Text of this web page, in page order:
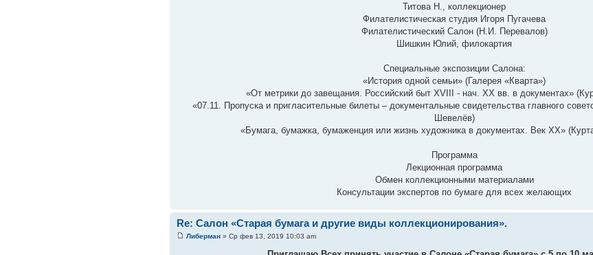
Титова Н., коллекционер
Филателистическая студия Игоря Пугачева
Филателистический Салон (Н.И. Перевалов)
Шишкин Юлий, филокартия
Специальные экспозиции Салона:
«История одной семьи» (Галерея «Кварта»)
«От метрики до завещания. Российский быт ХVIII - нач. ХХ вв. в документах»
«07.11. Пропуска и пригласительные билеты – документальные свидетельства главного
Шевелёв)
«Бумага, бумажка, бумаженция или жизнь художника в документах. Век XX»
Программа
Лекционная программа
Обмен коллекционными материалами
Консультации экспертов по бумаге для всех желающих
Re: Салон «Старая бумага и другие виды коллекционирования».
Либерман » Ср фев 13, 2019 10:03 am